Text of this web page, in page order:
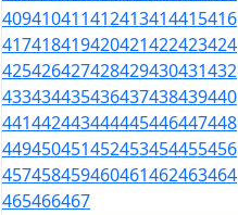
409410411412413414415416
417418419420421422423424
425426427428429430431432
433434435436437438439440
441442443444445446447448
449450451452453454455456
457458459460461462463464
465466467